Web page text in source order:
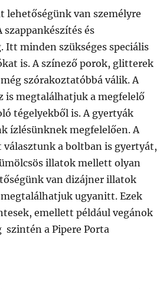
lehetőségünk van személyre
és
minden szükséges speciális
is. A színező porok, glitterek
szórakoztatóbbá válik. A
is megtalálhatjuk a megfelelő
tégelyekből is. A gyertyák
ízlésünknek megfelelően. A
a boltban is gyertyát,
illatok mellett olyan
van dizájner illatok
ugyanitt. Ezek
emellett például vegánok
szintén a Pipere Porta